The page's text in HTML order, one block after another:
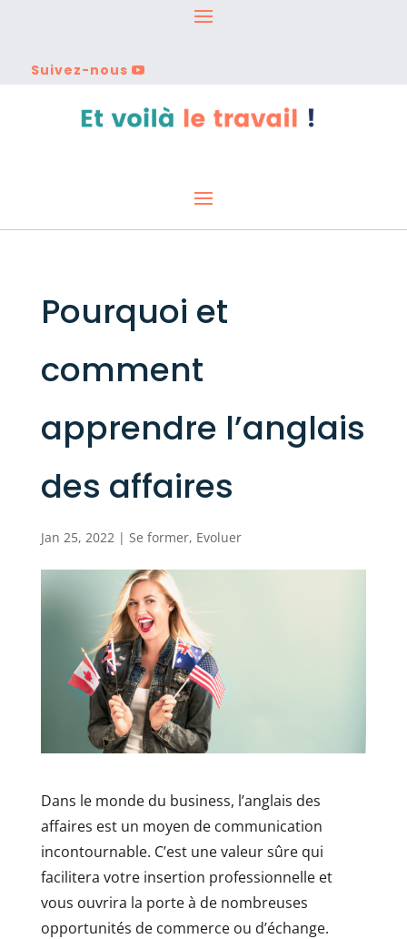
Suivez-nous
Pourquoi et
comment
apprendre l’anglais
des affaires
Jan 25, 2022| Se former, Evoluer
Dans le monde du business, l’anglais des
affaires est un moyen de communication
incontournable. C’est une valeur sûre qui
facilitera votre insertion professionnelle et
vous ouvrira la porte à de nombreuses
opportunités de commerce ou d’échange.